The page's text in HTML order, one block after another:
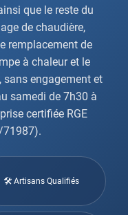
que le reste du
de chaudière,
remplacement de
à chaleur et le
engagement et
samedi de 7h30 à
certifiée RGE
71987).
🛠 Artisans Qualifiés